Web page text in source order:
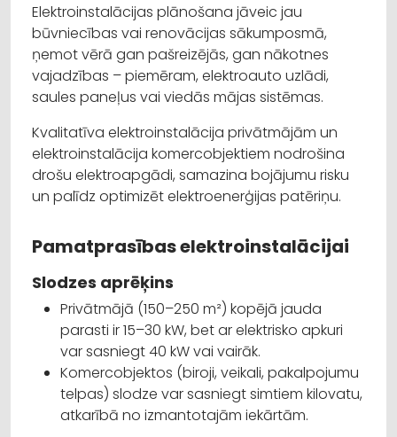
Elektroinstalācijas plānošana jāveic jau
būvniecības vai renovācijas sākumposmā,
ņemot vērā gan pašreizējās, gan nākotnes
vajadzības – piemēram, elektroauto uzlādi,
saules paneļus vai viedās mājas sistēmas.
Kvalitatīva elektroinstalācija privātmājām un
elektroinstalācija komercobjektiem nodrošina
drošu elektroapgādi, samazina bojājumu risku
un palīdz optimizēt elektroenerģijas patēriņu.
Pamatprasības elektroinstalācijai
Slodzes aprēķins
Privātmājā (150–250 m²) kopējā jauda
parasti ir 15–30 kW, bet ar elektrisko apkuri
var sasniegt 40 kW vai vairāk.
Komercobjektos (biroji, veikali, pakalpojumu
telpas) slodze var sasniegt simtiem kilovatu,
atkarībā no izmantotajām iekārtām.